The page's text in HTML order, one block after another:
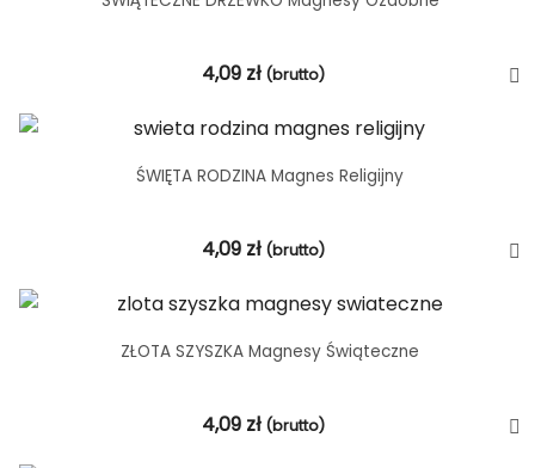
4,09 zł (brutto)
ŚWIĘTA RODZINA Magnes Religijny
4,09 zł (brutto)
ZŁOTA SZYSZKA Magnesy Świąteczne
4,09 zł (brutto)